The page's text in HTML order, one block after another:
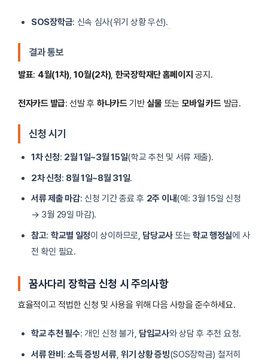
SOS장학금: 신속 심사(위기 상황 우선).
결과 통보
발표: 4월(1차),10월(2차), 한국장학재단 홈페이지 공지.
전자카드 발급: 선발 후 하나카드기반 실물또는 모바일 카드발급.
신청 시기
1차 신청: 2월 1일~3월 15일(학교 추천 및 서류 제출).
2차 신청: 8월 1일~8월 31일.
서류 제출 마감: 신청 기간 종료 후 2주 이내(예: 3월 15일 신청
→ 3월 29일 마감).
참고: 학교별 일정이 상이하므로, 담당교사 또는 학교 행정실에 사
전 확인 필요.
꿈사다리 장학금 신청 시 주의사항
효율적이고 적법한 신청 및 사용을 위해 다음 사항을 준수하세요.
학교 추천 필수: 개인 신청 불가, 담임교사와 상담 후 추천 요청.
서류 완비 : 소득 증빙 서류, 위기 상황 증빙(SOS장학금) 철저히